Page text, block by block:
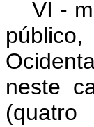
VI -
neste